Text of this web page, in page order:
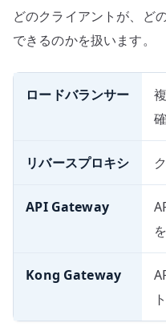
どのクライアントが、ど
できるのかを扱います。
ロードバランサー
リバースプロキシ
API Gateway
Kong Gateway